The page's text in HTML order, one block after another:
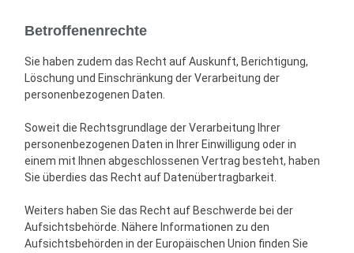
Betroffenenrechte
Sie haben zudem das Recht auf Auskunft, Berichtigung,
Löschung und Einschränkung der Verarbeitung der
personenbezogenen Daten.
Soweit die Rechtsgrundlage der Verarbeitung Ihrer
personenbezogenen Daten in Ihrer Einwilligung oder in
einem mit Ihnen abgeschlossenen Vertrag besteht, haben
Sie überdies das Recht auf Datenübertragbarkeit.
Weiters haben Sie das Recht auf Beschwerde bei der
Aufsichtsbehörde. Nähere Informationen zu den
Aufsichtsbehörden in der Europäischen Union finden Sie